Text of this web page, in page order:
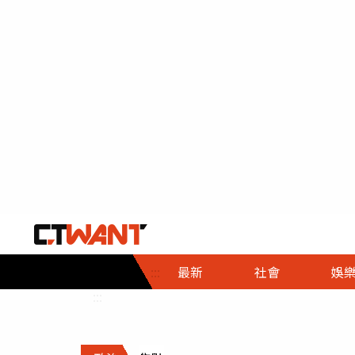
::: 最新 社會
社會首頁
時事
調查
娛樂
娛樂首頁
即時
財經首頁
熱線
政